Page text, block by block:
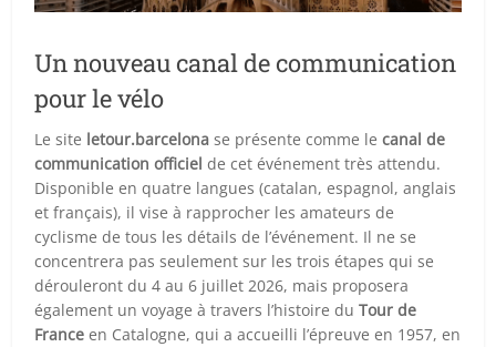
Un nouveau canal de communication
pour le vélo
Le site letour.barcelona se présente comme lecanal de
communication officiel de cet événement très attendu.
Disponible en quatre langues (catalan, espagnol, anglais
et français), il vise à rapprocher les amateurs de
cyclisme de tous les détails de l’événement. Il ne se
concentrera pas seulement sur les trois étapes qui se
dérouleront du 4 au 6 juillet 2026, mais proposera
également un voyage à travers l’histoire duTour de
France en Catalogne, qui a accueilli l’épreuve en 1957, en